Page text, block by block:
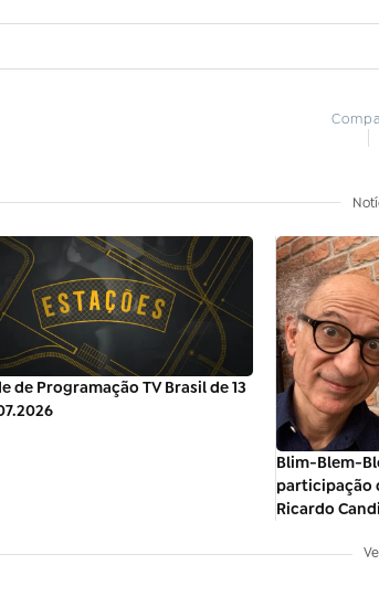
de Programação TV Brasil de 13
Blim-Blem-
participação
Ricardo